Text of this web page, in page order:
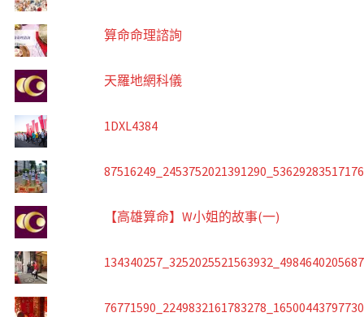
算命命理諮詢
天羅地網科儀
1DXL4384
【高雄算命】W小姐的故事(一)